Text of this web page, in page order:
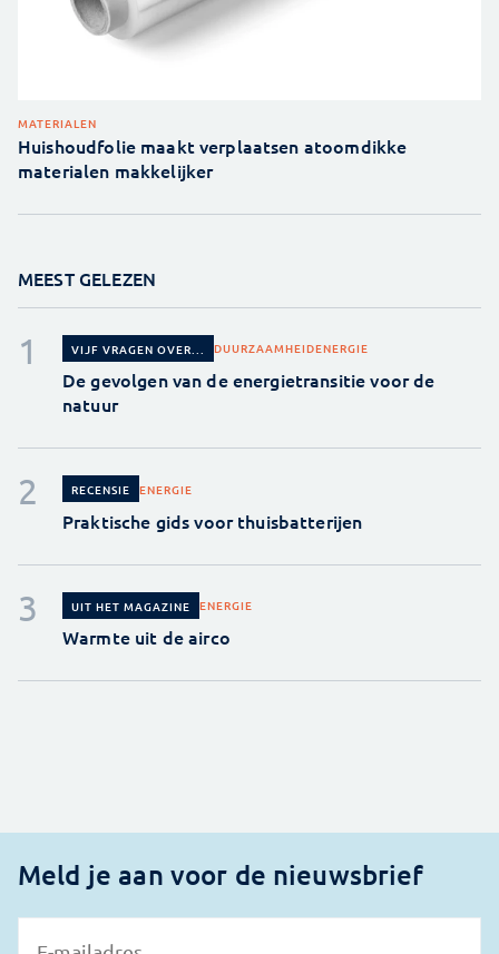
MATERIALEN
Huishoudfolie maakt verplaatsen atoomdikke
materialen makkelijker
MEEST GELEZEN
VIJF VRAGEN OVER... DUURZAAMHEIDENERGIE
De gevolgen van de energietransitie voor de
natuur
RECENSIE ENERGIE
Praktische gids voor thuisbatterijen
UIT HET MAGAZINE ENERGIE
Warmte uit de airco
Meld je aan voor de nieuwsbrief